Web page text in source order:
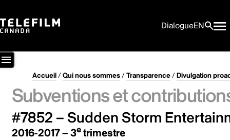
DialogueEN
Accueil/Qui nous sommes/Transparence/Divulgation
Subventions et
#7852 – Sudden Storm
2016-2017 – 3etrimestre